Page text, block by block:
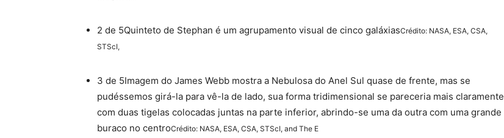
2 de 5Quinteto de Stephan é um agrupamento visual de cinco galáxiasCrédito: NASA, ESA, CSA,
STScI,
3 de 5Imagem do James Webb mostra a Nebulosa do Anel Sul quase de frente, mas se
pudéssemos girá-la para vê-la de lado, sua forma tridimensional se pareceria mais claramente
com duas tigelas colocadas juntas na parte inferior, abrindo-se uma da outra com uma grande
buraco no centroCrédito: NASA, ESA, CSA, STScI, and The E